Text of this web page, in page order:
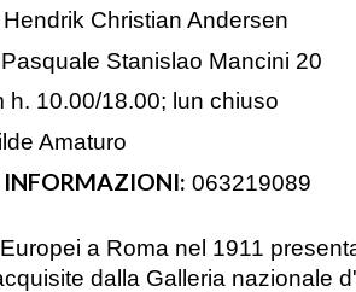
Christian Andersen
Stanislao Mancini 20
h. 10.00/18.00; lun chiuso
Amaturo
INFORMAZIONI: 063219089
a Roma nel 1911
dalla Galleria nazionale